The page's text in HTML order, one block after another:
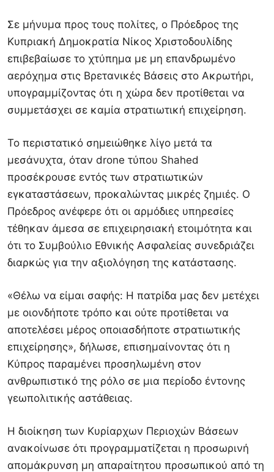
Σε μήνυμα προς τους πολίτες, ο Πρόεδρος της
Κυπριακή Δημοκρατία Νίκος Χριστοδουλίδης
επιβεβαίωσε το χτύπημα με μη επανδρωμένο
αερόχημα στις Βρετανικές Βάσεις στο Ακρωτήρι,
υπογραμμίζοντας ότι η χώρα δεν προτίθεται να
συμμετάσχει σε καμία στρατιωτική επιχείρηση.
Το περιστατικό σημειώθηκε λίγο μετά τα
μεσάνυχτα, όταν drone τύπου Shahed
προσέκρουσε εντός των στρατιωτικών
εγκαταστάσεων, προκαλώντας μικρές ζημιές. Ο
Πρόεδρος ανέφερε ότι οι αρμόδιες υπηρεσίες
τέθηκαν άμεσα σε επιχειρησιακή ετοιμότητα και
ότι το Συμβούλιο Εθνικής Ασφαλείας συνεδριάζει
διαρκώς για την αξιολόγηση της κατάστασης.
«Θέλω να είμαι σαφής: Η πατρίδα μας δεν μετέχει
με οιονδήποτε τρόπο και ούτε προτίθεται να
αποτελέσει μέρος οποιασδήποτε στρατιωτικής
επιχείρησης», δήλωσε, επισημαίνοντας ότι η
Κύπρος παραμένει προσηλωμένη στον
ανθρωπιστικό της ρόλο σε μια περίοδο έντονης
γεωπολιτικής αστάθειας.
Η διοίκηση των Κυρίαρχων Περιοχών Βάσεων
ανακοίνωσε ότι προγραμματίζεται η προσωρινή
απομάκρυνση μη απαραίτητου προσωπικού από τη